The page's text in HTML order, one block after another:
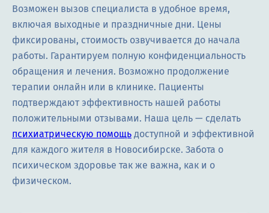
Возможен вызов специалиста в удобное время,
включая выходные и праздничные дни. Цены
фиксированы, стоимость озвучивается до начала
работы. Гарантируем полную конфиденциальность
обращения и лечения. Возможно продолжение
терапии онлайн или в клинике. Пациенты
подтверждают эффективность нашей работы
положительными отзывами. Наша цель — сделать
психиатрическую помощь доступной и эффективной
для каждого жителя в Новосибирске. Забота о
психическом здоровье так же важна, как и о
физическом.